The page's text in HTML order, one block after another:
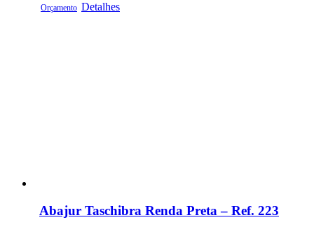
Orçamento Detalhes
Abajur Taschibra Renda Preta – Ref. 223